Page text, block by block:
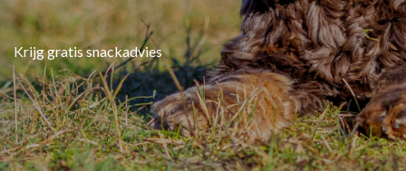
Krijg gratis snackadvies